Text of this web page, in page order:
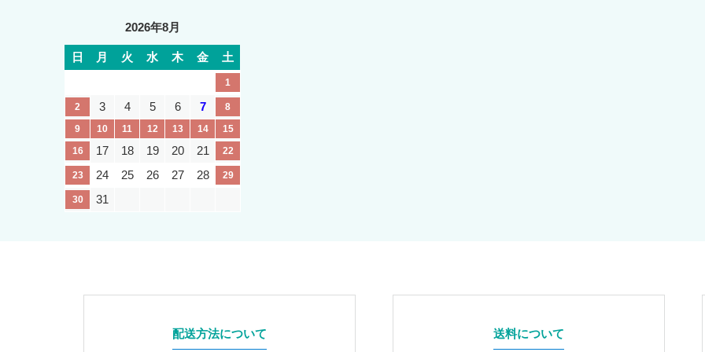
2026年8月
日 月 火 水 木 金 土
1
2 3 4 5 6 7
8
9
10 11 12 13 14
15
16
17 18 19 20 21 22
23 24 25 26 27 28 29
30 31
配送方法について 送料について